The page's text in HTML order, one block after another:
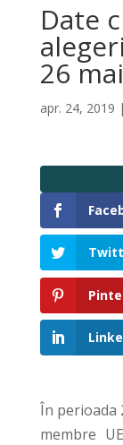
Date
26
apr. 24, 2019 |
În perioada
membre